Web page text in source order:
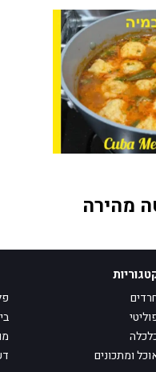
מהירה
ומתכונים